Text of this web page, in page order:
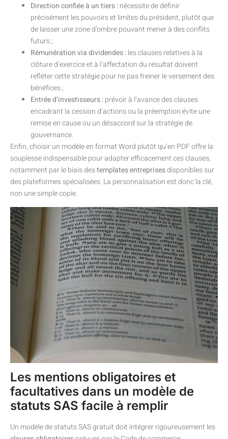
Direction confiée à un tiers :nécessite de définir
précisément les pouvoirs et limites du président, plutôt que
de laisser une zone d’ombre pouvant mener à des conflits
futurs ;
Rémunération via dividendes :les clauses relatives à la
clôture d’exercice et à l’affectation du résultat doivent
refléter cette stratégie pour ne pas freiner le versement des
bénéfices ;
Entrée d’investisseurs :prévoir à l’avance des clauses
encadrant la cession d’actions ou la préemption évite une
remise en cause ou un désaccord sur la stratégie de
gouvernance.
Enfin, choisir un modèle en format Word plutôt qu’en PDF offre la
souplesse indispensable pour adapter efficacement ces clauses,
notamment par le biais destemplates entreprisesdisponibles sur
des plateformes spécialisées. La personnalisation est donc la clé,
non une simple copie.
Les mentions obligatoires et
facultatives dans un modèle de
statuts SAS facile à remplir
Un modèle de statuts SAS gratuit doit intégrer rigoureusement les